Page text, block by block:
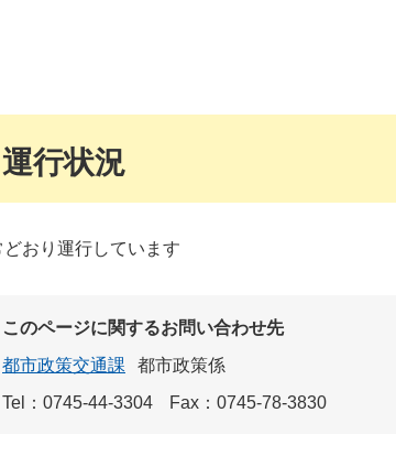
運行状況
どおり運行しています
このページに関するお問い合わせ先
都市政策交通課
都市政策係
Tel：0745-44-3304
Fax：0745-78-3830